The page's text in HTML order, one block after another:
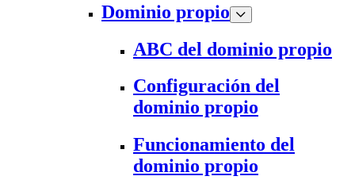
Dominio propio
ABC del dominio propio
Configuración del
dominio propio
Funcionamiento del
dominio propio